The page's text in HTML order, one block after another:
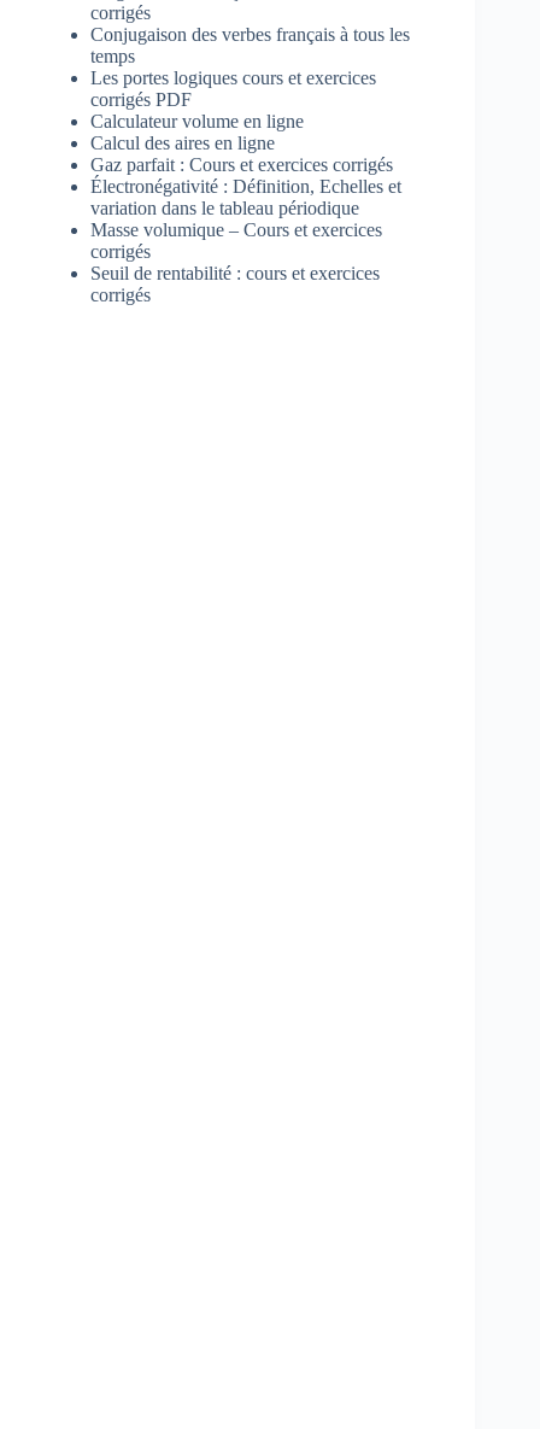
corrigés
Conjugaison des verbes français à tous les
temps
Les portes logiques cours et exercices
corrigés PDF
Calculateur volume en ligne
Calcul des aires en ligne
Gaz parfait : Cours et exercices corrigés
Électronégativité : Définition, Echelles et
variation dans le tableau périodique
Masse volumique – Cours et exercices
corrigés
Seuil de rentabilité : cours et exercices
corrigés